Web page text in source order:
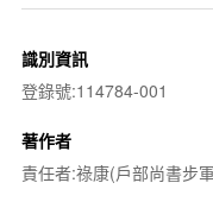
識別資訊
登錄號:114784-001
著作者
責任者:祿康(戶部尚書步